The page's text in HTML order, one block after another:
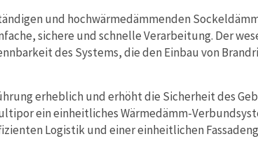
und hochwärmedämmenden
sichere und schnelle Verarbeitung. Der
des Systems, die den Einbau von
erheblich und erhöht die Sicherheit des
ein einheitliches Wärmedämm-
Logistik und einer einheitlichen